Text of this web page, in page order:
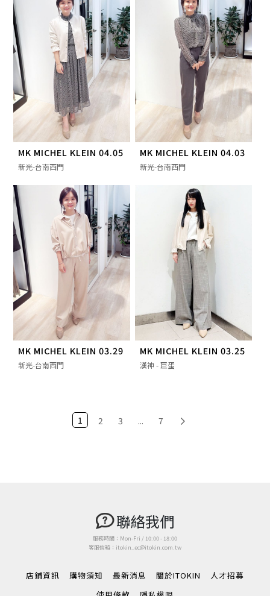
MK MICHEL KLEIN 04.05
新光-台南西門
MK MICHEL KLEIN 04.03
新光-台南西門
MK MICHEL KLEIN 03.29
新光-台南西門
MK MICHEL KLEIN 03.25
漢神 - 巨蛋
1 2 3 ... 7
聯絡我們
服務時間：Mon-Fri / 10:00 - 18:00
客服信箱：itokin_ec@itokin.com.tw
店鋪資訊 購物須知 最新消息 關於ITOKIN
人才招募